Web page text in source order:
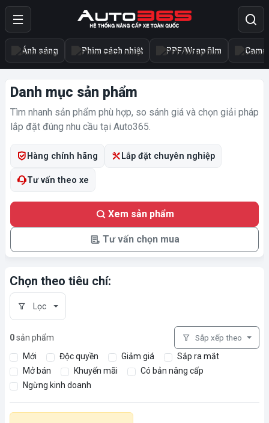
Ánh sáng Phim cách nhiệt PPF/Wrap film
Danh mục sản phẩm
Tìm nhanh sản phẩm phù hợp, so sánh giá và chọn giải pháp
lắp đặt đúng nhu cầu tại Auto365.
Hàng chính hãng Lắp đặt chuyên nghiệp
Tư vấn theo xe
Xem sản phẩm
Tư vấn chọn mua
Chọn theo tiêu chí:
Lọc
0sản phẩm
Mới
Độc quyền Giảm giá
Sắp ra mắt
Mở bán
Khuyến mãi
Có bản nâng cấp
Ngừng kinh doanh
Sắp xếp theo